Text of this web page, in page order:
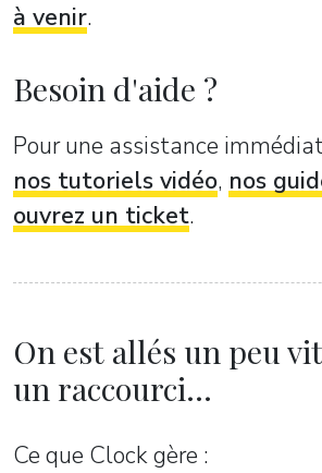
à venir.
Besoin d'aide ?
Pour une assistance
nos tutoriels vidéo, nos
ouvrez un ticket.
On est allés un peu
un raccourci...
Ce que Clock gère :